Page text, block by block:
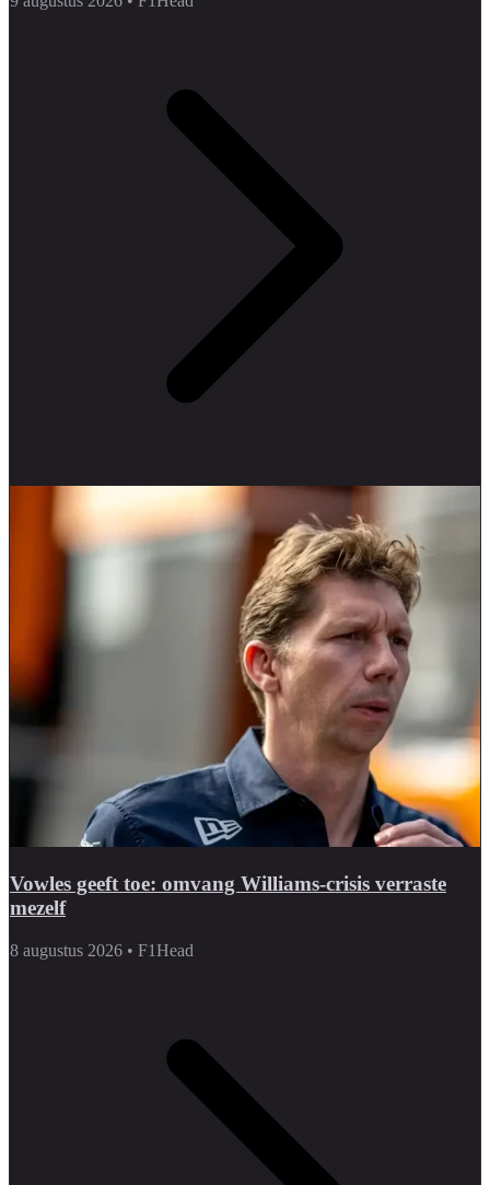
Vowles geeft toe: omvang Williams-crisis verraste
mezelf
8 augustus 2026 • F1Head